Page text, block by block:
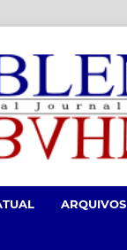
ARQUIVOS